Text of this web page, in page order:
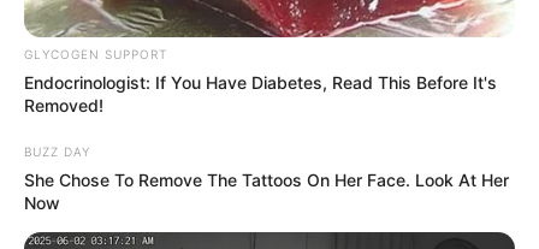
GLYCOGEN SUPPORT
Endocrinologist: If You Have Diabetes, Read This Before It's
Removed!
BUZZ DAY
She Chose To Remove The Tattoos On Her Face. Look At Her
Now